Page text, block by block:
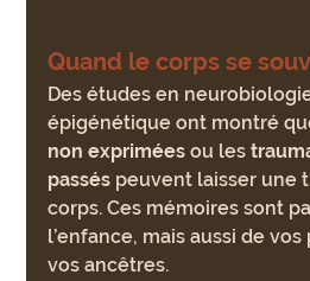
Quand le corps se
Des études en
épigénétique ont montré
non exprimées ou les
passés peuvent laisser une
corps. Ces mémoires sont
l’enfance, mais aussi de
vos ancêtres.